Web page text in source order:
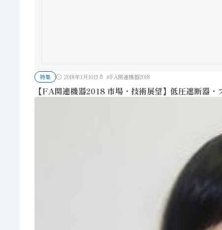
特集 2018年1月10日 #FA関連機器2018
【FA関連機器2018 市場・技術展望】低圧遮断器・